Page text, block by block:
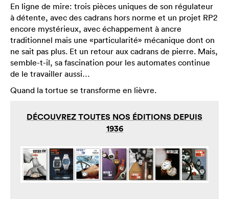
En ligne de mire: trois pièces uniques de son régulateur
à détente, avec des cadrans hors norme et un projet RP2
encore mystérieux, avec échappement à ancre
traditionnel mais une «particularité» mécanique dont on
ne sait pas plus. Et un retour aux cadrans de pierre. Mais,
semble-t-il, sa fascination pour les automates continue
de le travailler aussi…
Quand la tortue se transforme en lièvre.
DÉCOUVREZ TOUTES NOS ÉDITIONS DEPUIS
1936